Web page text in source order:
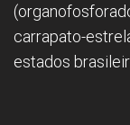
carrapato-
estados